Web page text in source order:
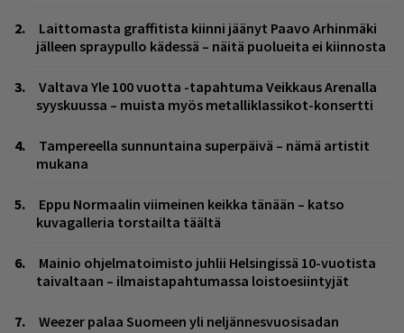
Laittomasta graffitista kiinni jäänyt Paavo Arhinmäki
jälleen spraypullo kädessä – näitä puolueita ei kiinnosta
Valtava Yle 100 vuotta -tapahtuma Veikkaus Arenalla
syyskuussa – muista myös metalliklassikot-konsertti
Tampereella sunnuntaina superpäivä – nämä artistit
mukana
Eppu Normaalin viimeinen keikka tänään – katso
kuvagalleria torstailta täältä
Mainio ohjelmatoimisto juhlii Helsingissä 10-vuotista
taivaltaan – ilmaistapahtumassa loistoesiintyjät
Weezer palaa Suomeen yli neljännesvuosisadan